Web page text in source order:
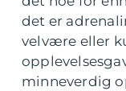
det er
velvære eller
minneverdig